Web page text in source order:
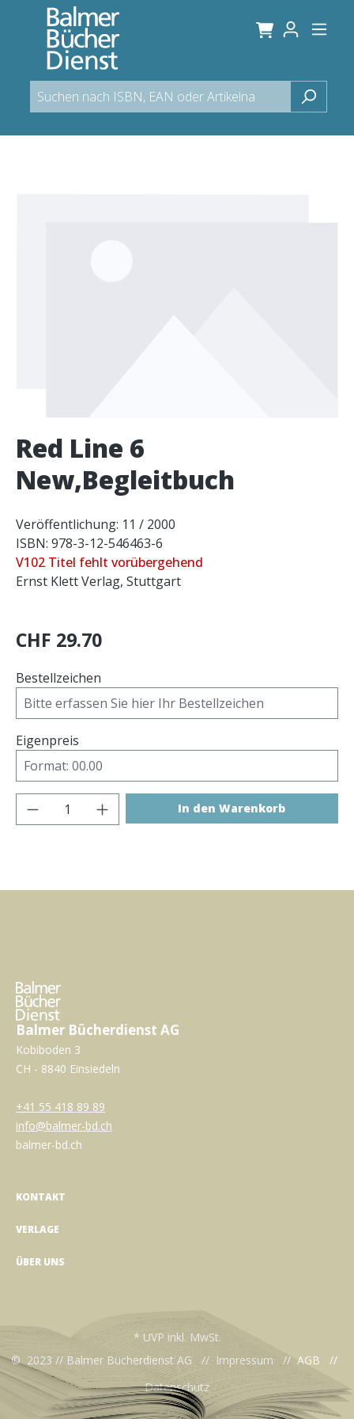
springen
Red Line 6
New,Begleitbuch
Veröffentlichung: 11 / 2000
ISBN: 978-3-12-546463-6
V102 Titel fehlt vorübergehend
Ernst Klett Verlag, Stuttgart
CHF 29.70
Bestellzeichen
Eigenpreis
Produkt Anzahl: Gib den gewünschten
In den Warenkorb
Balmer Bücherdienst AG
Kobiboden 3
CH - 8840 Einsiedeln
+41 55 418 89 89
info@balmer-bd.ch
balmer-bd.ch
KONTAKT
VERLAGE
ÜBER UNS
* UVP inkl. MwSt.
© 2023 // Balmer Bücherdienst AG // Impressum // AGB //
Datenschutz